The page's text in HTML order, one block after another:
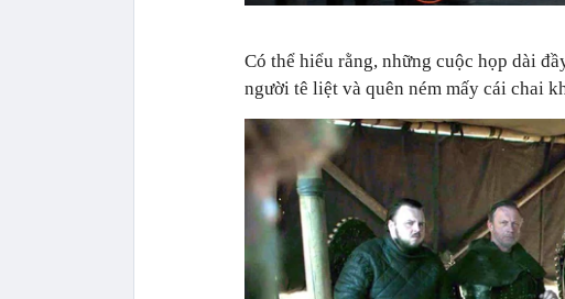
Có thể hiểu rằng, những cuộc họp dài
người tê liệt và quên ném mấy cái chai